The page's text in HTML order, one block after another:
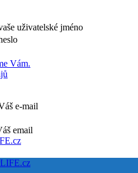
uživatelské jméno
Vám.
e-mail
email